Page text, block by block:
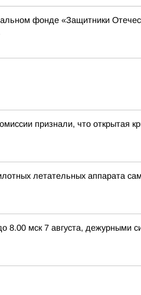
фонде «Защитники
признали, что
летательных аппарата
мск 7 августа, дежурными